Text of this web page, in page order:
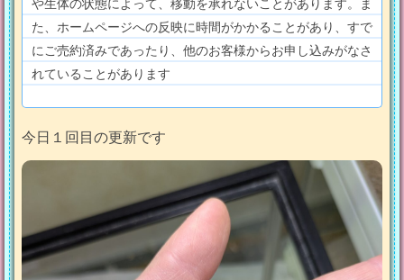
や生体の状態によって、移動を承れないことがあります。ま
た、ホームページへの反映に時間がかかることがあり、すで
にご売約済みであったり、他のお客様からお申し込みがなさ
れていることがあります
今日１回目の更新です